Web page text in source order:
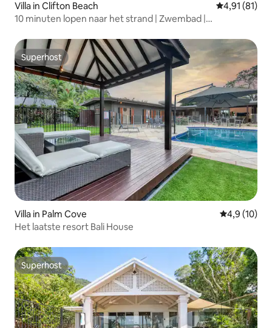
Villa in Clifton Beach Gemiddelde
4,91 (81)
10 minuten lopen naar het strand | Zwembad |
Superhost
Superhost
Villa in Palm Cove
4,9 (10)
Het laatste resort Bali House
Superhost
Superhost